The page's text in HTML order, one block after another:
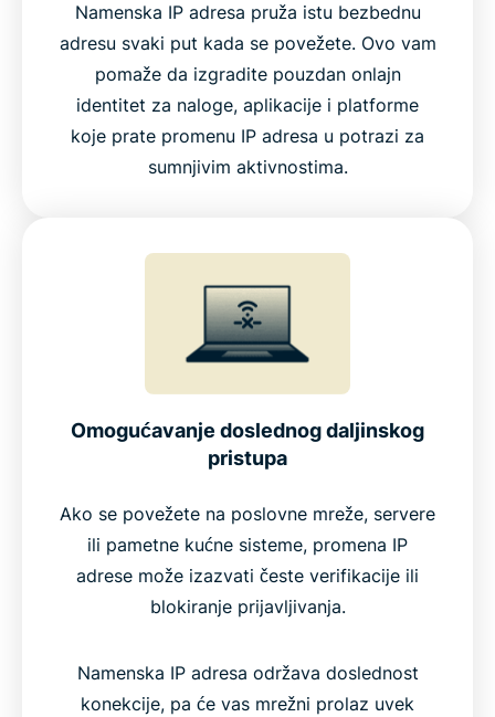
Namenska IP adresa pruža istu bezbednu
adresu svaki put kada se povežete. Ovo vam
pomaže da izgradite pouzdan onlajn
identitet za naloge, aplikacije i platforme
koje prate promenu IP adresa u potrazi za
sumnjivim aktivnostima.
Omogućavanje doslednog daljinskog
pristupa
Ako se povežete na poslovne mreže, servere
ili pametne kućne sisteme, promena IP
adrese može izazvati česte verifikacije ili
blokiranje prijavljivanja.
Namenska IP adresa održava doslednost
konekcije, pa će vas mrežni prolaz uvek